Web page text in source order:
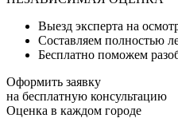
Выезд эксперта на
Составляем полностью
Бесплатно поможем
Оформить заявку
на бесплатную консультацию
Оценка в каждом городе